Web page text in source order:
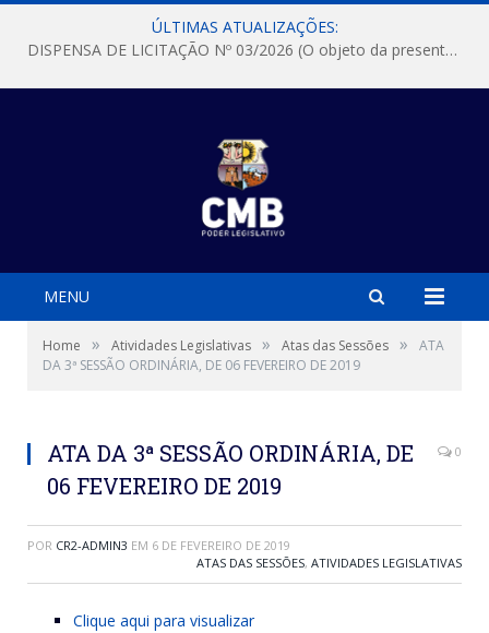
ÚLTIMAS ATUALIZAÇÕES:
DISPENSA DE LICITAÇÃO Nº 03/2026 (O objeto da presente dispensa é a escolha da proposta mais vantajosa para a aquisição, de aparelhos de ar condicionado, tipo Split, com material de instalação e fogão industrial, conforme condições, quantidades e exigências estabelecidas no termo de referencia e neste aviso de contratação direta e seus anexos)
MENU
Home » Atividades Legislativas » Atas das Sessões »
ATA
DA 3ª SESSÃO ORDINÁRIA, DE 06 FEVEREIRO DE 2019
ATA DA 3ª SESSÃO ORDINÁRIA, DE
06 FEVEREIRO DE 2019
0
POR CR2-ADMIN3 EM 6 DE FEVEREIRO DE 2019
ATAS DAS SESSÕES, ATIVIDADES LEGISLATIVAS
Clique aqui para visualizar